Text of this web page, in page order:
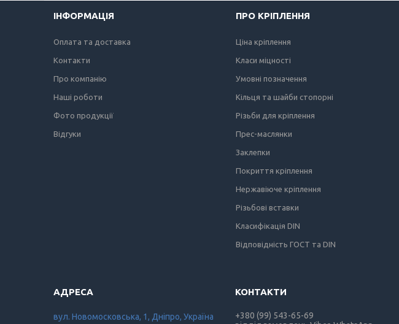
ІНФОРМАЦІЯ
Оплата та доставка
Контакти
Про компанію
Наші роботи
Фото продукції
Відгуки
ПРО КРІПЛЕННЯ
Ціна кріплення
Класи міцності
Умовні позначення
Кільця та шайби стопорні
Різьби для кріплення
Прес-маслянки
Заклепки
Покриття кріплення
Нержавіюче кріплення
Різьбові вставки
Класифікація DIN
Відповідність ГОСТ та DIN
вул. Новомосковська, 1, Дніпро, Україна
+380 (99) 543-65-69